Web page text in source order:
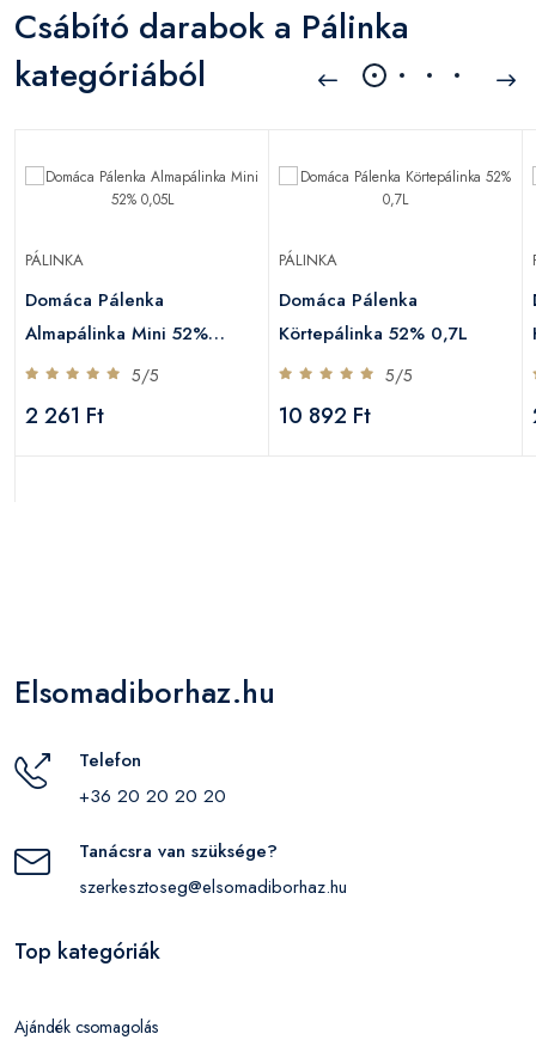
Csábító darabok a Pálinka
kategóriából
PÁLINKA
Domáca Pálenka
Almapálinka Mini 52%
0,05L
5/5
2 261 Ft
PÁLINKA
Domáca Pálenka
Körtepálinka 52% 0,7L
5/5
10 892 Ft
Elsomadiborhaz.hu
Telefon
+36 20 20 20 20
Tanácsra van szüksége?
szerkesztoseg@elsomadiborhaz.hu
Top kategóriák
Ajándék csomagolás